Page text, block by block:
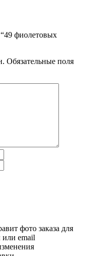
фиолетовых
Обязательные поля
фото заказа для
или email